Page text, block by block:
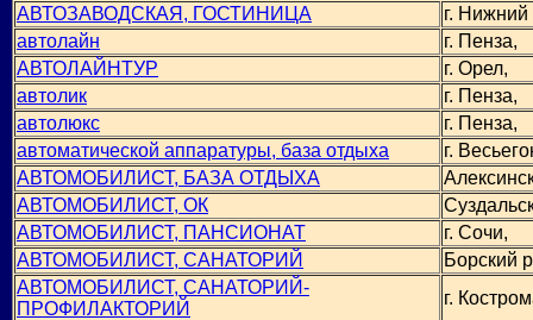
АВТОЗАВОДСКАЯ, ГОСТИНИЦА
г.
автолайн
г. Пенза,
АВТОЛАЙНТУР
г. Орел,
автолик
г. Пенза,
автолюкс
г. Пенза,
автоматической аппаратуры, база отдыха
г.
АВТОМОБИЛИСТ, БАЗА ОТДЫХА
АВТОМОБИЛИСТ, ОК
АВТОМОБИЛИСТ, ПАНСИОНАТ
г. Сочи,
АВТОМОБИЛИСТ, САНАТОРИЙ
Борский
АВТОМОБИЛИСТ, САНАТОРИЙ-
ПРОФИЛАКТОРИЙ
г.